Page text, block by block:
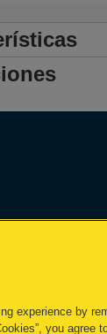
experience by
you agree